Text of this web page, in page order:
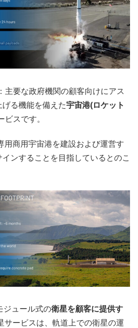
：主要な政府機関の顧客向けにアス
げる機能を備えた宇宙港(ロケット
ビスです。
用商用宇宙港を建設および運営す
ンすることを目指しているとのこ
ジュール式の衛星を顧客に提供す
サービスは、軌道上での衛星の運